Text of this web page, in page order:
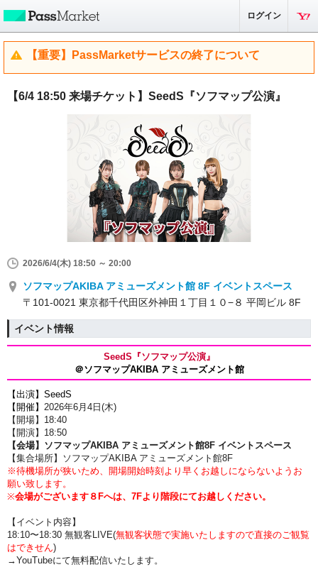
ログイン
【重要】PassMarketサービスの終了について
【6/4 18:50 来場チケット】SeedS『ソフマップ公演』
2026/6/4(木) 18:50 ～ 20:00
ソフマップAKIBA アミューズメント館 8F イベントスペース
〒101-0021 東京都千代田区外神田１丁目１０−８ 平岡ビル 8F
イベント情報
SeedS 『ソフマップ公演』
＠ソフマップAKIBA アミューズメント館
【出演】 SeedS
【開催】 2026年6月4 日(木)
【開場】18:40
【開演】18:50
【会場】ソフマップAKIBA アミューズメント館8F イベントスペース
【集合場所】
ソフマップAKIBA アミューズメント館8F
※待機場所が狭いため、開場開始時刻より早くお越しにならないようお
願い致します。
※会場がございます８Fへは、7Fより階段にてお越しください。
【イベント内容】
18:10〜18:30 無観客LIVE(無観客状態で実施いたしますので直接のご観覧
はできせん)
→YouTubeにて無料配信いたします。